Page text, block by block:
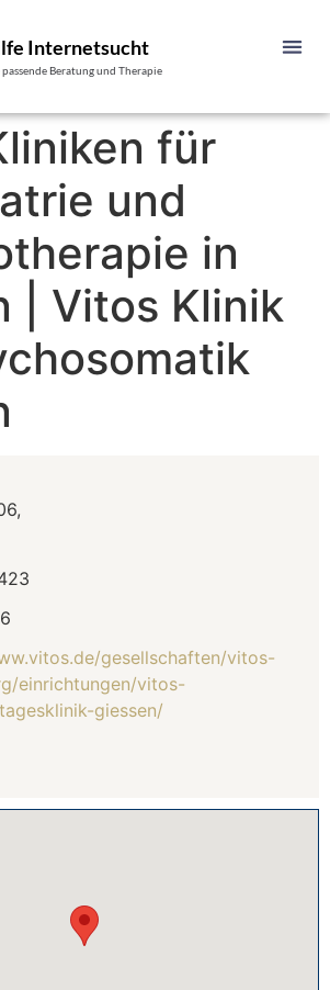
Internetsucht
Beratung und Therapie
für
und
in
| Vitos Klinik
gesellschaften/vitos-
einrichtungen/vitos-
giessen/